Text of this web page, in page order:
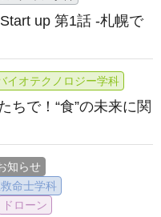
up 第1話 -札幌で
イオテクノロジー学科
ちで！“食”の未来に関
知らせ
命士学科
ドローン